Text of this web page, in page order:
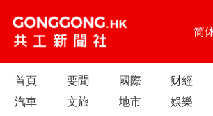
简
首頁 要聞 國際 财經
汽車
文旅 地市 娛樂